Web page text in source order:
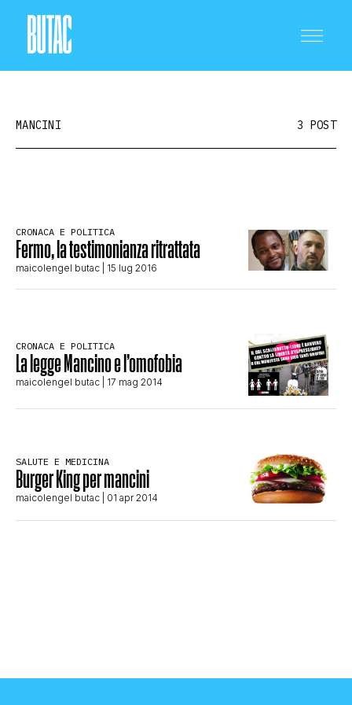
SCIENZA E TECNOLOGIA
STORIA E CITAZIONI
COMPLOTTI, LEGGENDE URBANE ED
MANCINI 3 POST
CRONACA E POLITICA
Fermo, la testimonianza ritrattata
maicolengel butac | 15 lug 2016
CRONACA E POLITICA
La legge Mancino e l’omofobia
maicolengel butac | 17 mag 2014
SALUTE E MEDICINA
Burger King per mancini
maicolengel butac | 01 apr 2014